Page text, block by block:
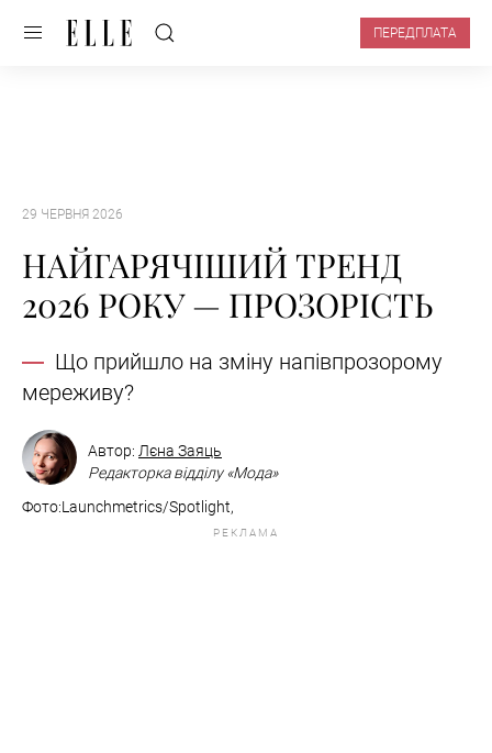
ПЕРЕДПЛАТА
29 ЧЕРВНЯ 2026
НАЙГАРЯЧІШИЙ ТРЕНД
2026 РОКУ — ПРОЗОРІСТЬ
Що прийшло на зміну напівпрозорому
мереживу?
Автор: Лєна Заяць
Редакторка відділу «Мода»
Фото:Launchmetrics/Spotlight,
РЕКЛАМА